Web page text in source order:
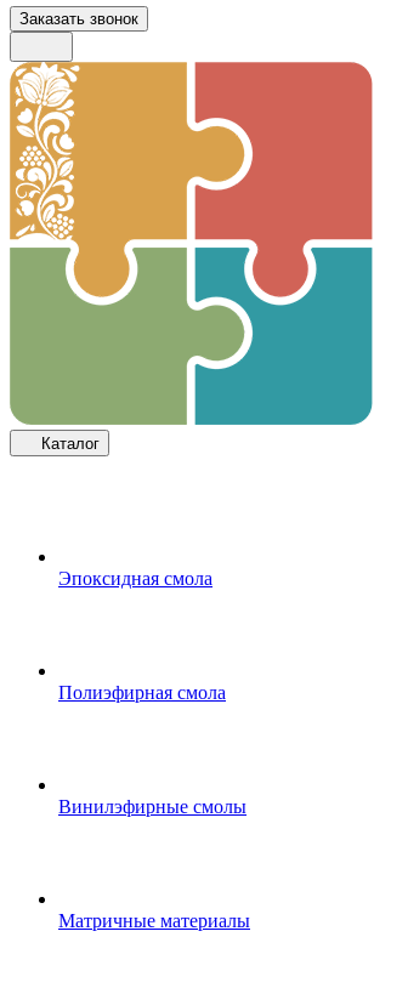
Заказать звонок
Каталог
Эпоксидная смола
Полиэфирная смола
Винилэфирные смолы
Матричные материалы